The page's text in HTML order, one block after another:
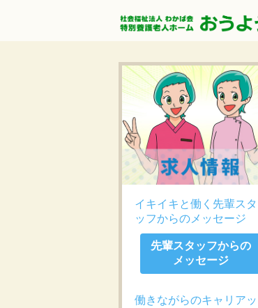
イキイキと働く先輩スタ
ッフからのメッセージ
先輩スタッフからの
メッセージ
働きながらのキャリアッ